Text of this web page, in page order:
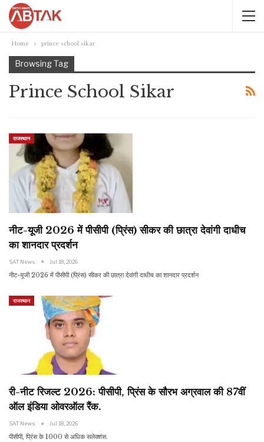
Home prince school sikar
Browsing Tag
Prince School Sikar
राजस्थान
नीट-यूजी 2026 में पीसीपी (प्रिंस) सीकर की छात्रा देवांगी दाधीच
का शानदार प्रदर्शन
SAT News Jul 18, 2026
नीट-यूजी 2026 में पीसीपी (प्रिंस) सीकर की छात्रा देवांगी दाधीच का शानदार प्रदर्शन
राजस्थान
री-नीट रिजल्ट 2026: पीसीपी, प्रिंस के सौरभ अग्रवाल की 87वीं
ऑल इंडिया ओवरऑल रैंक.
SAT News Jul 18, 2026
पीसीपी, प्रिंस के 1000 से अधिक सलेक्शंस.